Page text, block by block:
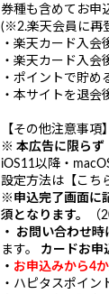
券種も含めてお申
(※2.楽天会員に再
・楽天カード入
・楽天カード入
・ポイントで貯
・本サイトを退会
【その他注意事項】
※ 本広告に限らず
iOS11以降・
設定方法は【こち
※申込完了画面に
須となります。
（
・ お問い合わせ時
ます。
カードお申
・ お申込みから4
・ハピタスポイ